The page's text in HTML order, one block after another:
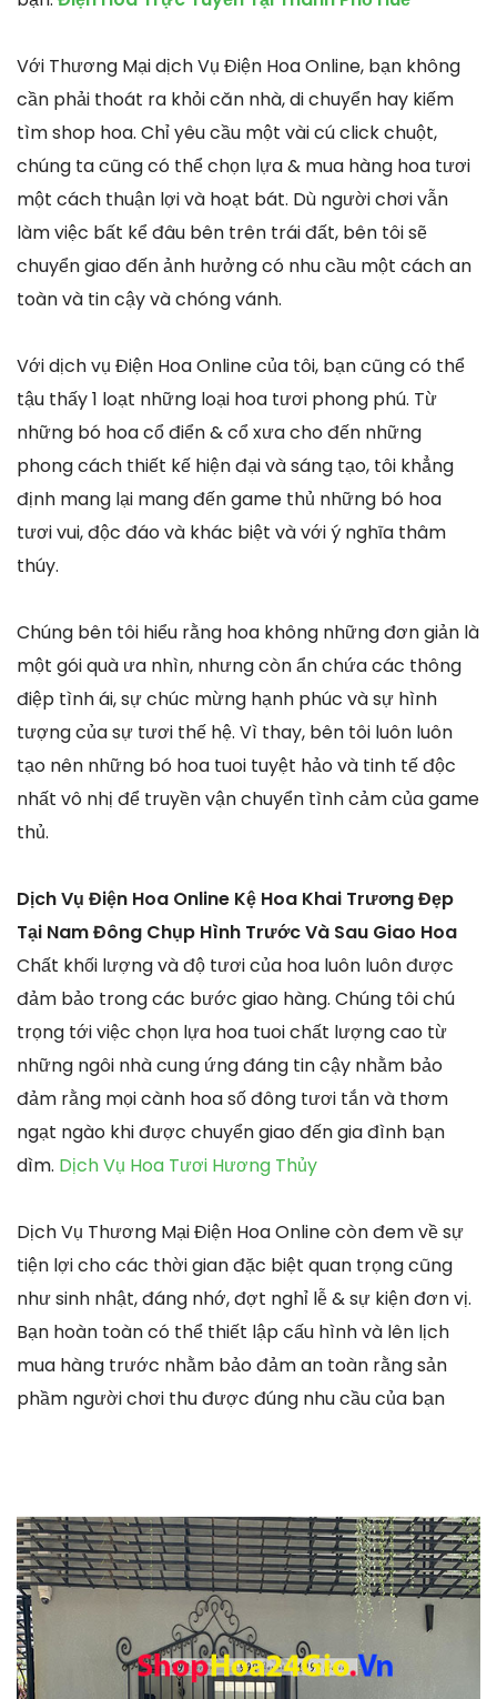
Với Thương Mại dịch Vụ Điện Hoa Online, bạn không
cần phải thoát ra khỏi căn nhà, di chuyển hay kiếm
tìm shop hoa. Chỉ yêu cầu một vài cú click chuột,
chúng ta cũng có thể chọn lựa & mua hàng hoa tươi
một cách thuận lợi và hoạt bát. Dù người chơi vẫn
làm việc bất kể đâu bên trên trái đất, bên tôi sẽ
chuyển giao đến ảnh hưởng có nhu cầu một cách an
toàn và tin cậy và chóng vánh.
Với dịch vụ Điện Hoa Online của tôi, bạn cũng có thể
tậu thấy 1 loạt những loại hoa tươi phong phú. Từ
những bó hoa cổ điển & cổ xưa cho đến những
phong cách thiết kế hiện đại và sáng tạo, tôi khẳng
định mang lại mang đến game thủ những bó hoa
tươi vui, độc đáo và khác biệt và với ý nghĩa thâm
thúy.
Chúng bên tôi hiểu rằng hoa không những đơn giản là
một gói quà ưa nhìn, nhưng còn ẩn chứa các thông
điệp tình ái, sự chúc mừng hạnh phúc và sự hình
tượng của sự tươi thế hệ. Vì thay, bên tôi luôn luôn
tạo nên những bó hoa tuoi tuyệt hảo và tinh tế độc
nhất vô nhị để truyền vận chuyển tình cảm của game
thủ.
Dịch Vụ Điện Hoa Online Kệ Hoa Khai Trương Đẹp
Tại Nam Đông Chụp Hình Trước Và Sau Giao Hoa
Chất khối lượng và độ tươi của hoa luôn luôn được
đảm bảo trong các bước giao hàng. Chúng tôi chú
trọng tới việc chọn lựa hoa tuoi chất lượng cao từ
những ngôi nhà cung ứng đáng tin cậy nhằm bảo
đảm rằng mọi cành hoa số đông tươi tắn và thơm
ngạt ngào khi được chuyển giao đến gia đình bạn
dìm. Dịch Vụ Hoa Tươi Hương Thủy
Dịch Vụ Thương Mại Điện Hoa Online còn đem về sự
tiện lợi cho các thời gian đặc biệt quan trọng cũng
như sinh nhật, đáng nhớ, đợt nghỉ lễ & sự kiện đơn vị.
Bạn hoàn toàn có thể thiết lập cấu hình và lên lịch
mua hàng trước nhằm bảo đảm an toàn rằng sản
phầm người chơi thu được đúng nhu cầu của bạn